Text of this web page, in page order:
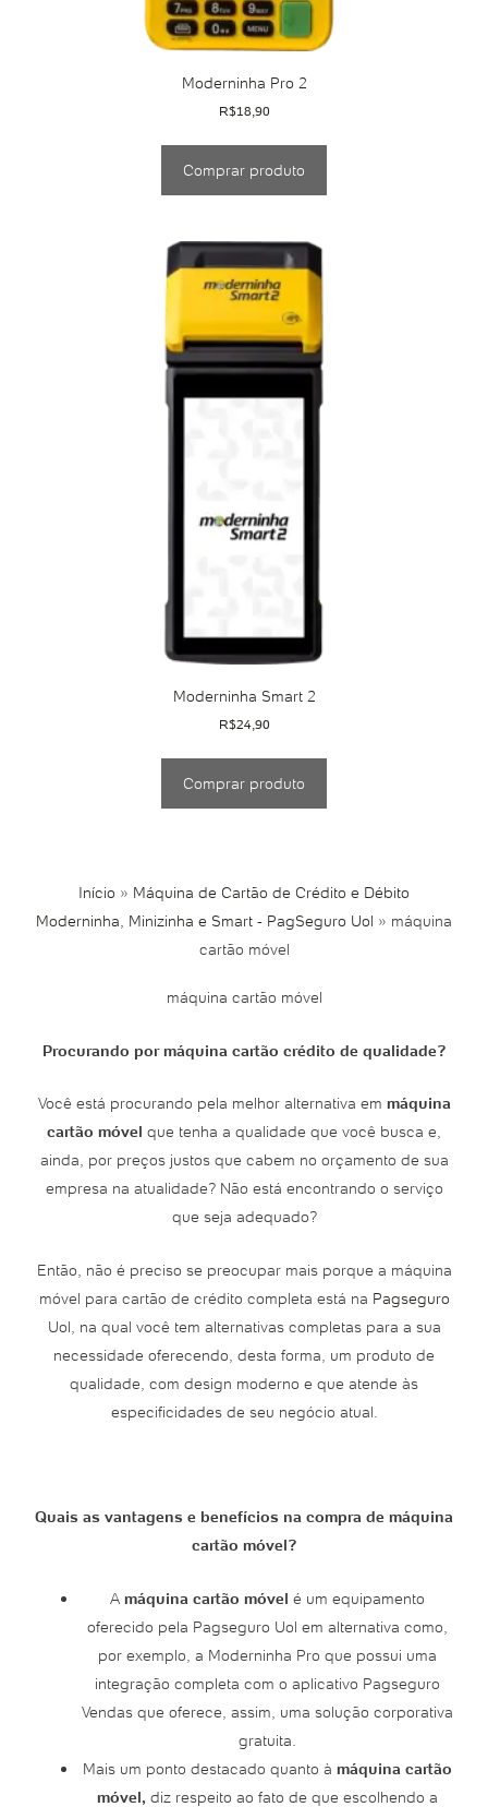
Moderninha Pro 2
R$18,90
Comprar produto
Moderninha Smart 2
R$24,90
Comprar produto
Início » Máquina de Cartão de Crédito e Débito
Moderninha, Minizinha e Smart - PagSeguro Uol » máquina
cartão móvel
máquina cartão móvel
Procurando por máquina cartão crédito de qualidade?
Você está procurando pela melhor alternativa em máquina
cartão móvel que tenha a qualidade que você busca e,
ainda, por preços justos que cabem no orçamento de sua
empresa na atualidade? Não está encontrando o serviço
que seja adequado?
Então, não é preciso se preocupar mais porque a máquina
móvel para cartão de crédito completa está na Pagseguro
Uol, na qual você tem alternativas completas para a sua
necessidade oferecendo, desta forma, um produto de
qualidade, com design moderno e que atende às
especificidades de seu negócio atual.
Quais as vantagens e benefícios na compra de máquina
cartão móvel?
A máquina cartão móvel é um equipamento
oferecido pela Pagseguro Uol em alternativa como,
por exemplo, a Moderninha Pro que possui uma
integração completa com o aplicativo Pagseguro
Vendas que oferece, assim, uma solução corporativa
gratuita.
Mais um ponto destacado quanto à máquina cartão
móvel, diz respeito ao fato de que escolhendo a